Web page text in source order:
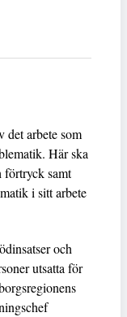
det arbete som
Här ska
förtryck samt
i sitt arbete
och
utsatta för